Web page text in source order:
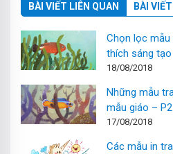
BÀI VIẾT LIÊN QUAN BÀI
Chọn lọc
thích sáng tạo
18/08/2018
Những mẫu
mẫu giáo – P2
17/08/2018
Các mẫu in